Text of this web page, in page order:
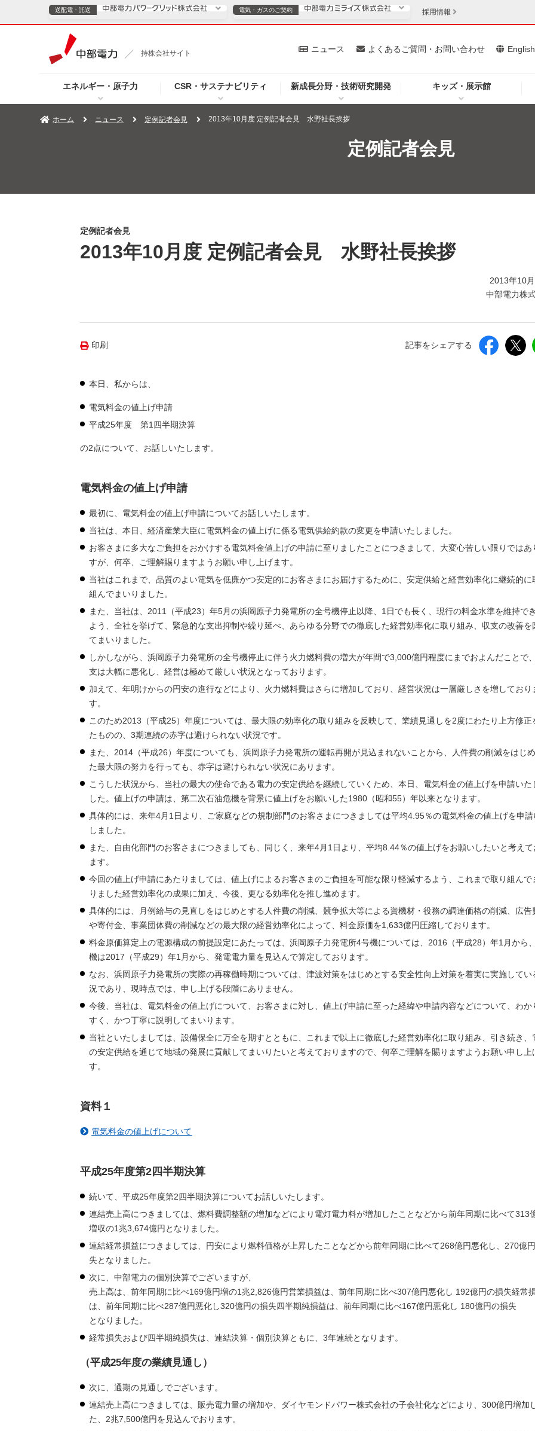
持株会社サイト
エネルギー・原子力 CSR・サステナビリティ 新成長分野・技術研究開発 キッズ・展示館
ニュース よくあるご質問・お問い合わせ English
送配電・託送
TOPページへ ご案内 安定供給
企業情報
電気・ガスのご契約
電気・ガスのご契約
TOPページへ 個人のお客さま 法人のお客さま
採用情報
ホーム ニュース 定例記者会見 2013年10月度 定例記者会見 水野社長挨拶
定例記者会見
定例記者会見
2013年10月度 定例記者会見 水野社長挨拶
2013年10
中部電力株
印刷 記事をシェアする
本日、私からは、
電気料金の値上げ申請
平成25年度 第1四半期決算
の2点について、お話しいたします。
電気料金の値上げ申請
最初に、電気料金の値上げ申請についてお話しいたします。
当社は、本日、経済産業大臣に電気料金の値上げに係る電気供給約款の変更を申請いたしました。
お客さまに多大なご負担をおかけする電気料金値上げの申請に至りましたことにつきまして、大変心苦しい限りではあ
すが、何卒、ご理解賜りますようお願い申し上げます。
当社はこれまで、品質のよい電気を低廉かつ安定的にお客さまにお届けするために、安定供給と経営効率化に継続的に
組んでまいりました。
また、当社は、2011（平成23）年5月の浜岡原子力発電所の全号機停止以降、1日でも長く、現行の料金水準を維持で
よう、全社を挙げて、緊急的な支出抑制や繰り延べ、あらゆる分野での徹底した経営効率化に取り組み、収支の改善を
てまいりました。
しかしながら、浜岡原子力発電所の全号機停止に伴う火力燃料費の増大が年間で3,000億円程度にまでおよんだことで
支は大幅に悪化し、経営は極めて厳しい状況となっております。
加えて、年明けからの円安の進行などにより、火力燃料費はさらに増加しており、経営状況は一層厳しさを増しており
す。
このため2013（平成25）年度については、最大限の効率化の取り組みを反映して、業績見通しを2度にわたり上方修正
たものの、3期連続の赤字は避けられない状況です。
また、2014（平成26）年度についても、浜岡原子力発電所の運転再開が見込まれないことから、人件費の削減をはじ
た最大限の努力を行っても、赤字は避けられない状況にあります。
こうした状況から、当社の最大の使命である電力の安定供給を継続していくため、本日、電気料金の値上げを申請いた
した。値上げの申請は、第二次石油危機を背景に値上げをお願いした1980（昭和55）年以来となります。
具体的には、来年4月1日より、ご家庭などの規制部門のお客さまにつきましては平均4.95％の電気料金の値上げを申請
しました。
また、自由化部門のお客さまにつきましても、同じく、来年4月1日より、平均8.44％の値上げをお願いしたいと考えて
ます。
今回の値上げ申請にあたりましては、値上げによるお客さまのご負担を可能な限り軽減するよう、これまで取り組んで
りました経営効率化の成果に加え、今後、更なる効率化を推し進めます。
具体的には、月例給与の見直しをはじめとする人件費の削減、競争拡大等による資機材・役務の調達価格の削減、広告
や寄付金、事業団体費の削減などの最大限の経営効率化によって、料金原価を1,633億円圧縮しております。
料金原価算定上の電源構成の前提設定にあたっては、浜岡原子力発電所4号機については、2016（平成28）年1月から
機は2017（平成29）年1月から、発電電力量を見込んで算定しております。
なお、浜岡原子力発電所の実際の再稼働時期については、津波対策をはじめとする安全性向上対策を着実に実施してい
況であり、現時点では、申し上げる段階にありません。
今後、当社は、電気料金の値上げについて、お客さまに対し、値上げ申請に至った経緯や申請内容などについて、わか
すく、かつ丁寧に説明してまいります。
当社といたしましては、設備保全に万全を期すとともに、これまで以上に徹底した経営効率化に取り組み、引き続き、
の安定供給を通じて地域の発展に貢献してまいりたいと考えておりますので、何卒ご理解を賜りますようお願い申し上
す。
資料１
電気料金の値上げについて
平成25年度第2四半期決算
続いて、平成25年度第2四半期決算についてお話しいたします。
連結売上高につきましては、燃料費調整額の増加などにより電灯電力料が増加したことなどから前年同期に比べて313
増収の1兆3,674億円となりました。
連結経常損益につきましては、円安により燃料価格が上昇したことなどから前年同期に比べて268億円悪化し、270億
失となりました。
次に、中部電力の個別決算でございますが、
売上高は、前年同期に比べ169億円増の1兆2,826億円営業損益は、前年同期に比べ307億円悪化し 192億円の損失経常
は、前年同期に比べ287億円悪化し320億円の損失四半期純損益は、前年同期に比べ167億円悪化し 180億円の損失
となりました。
経常損失および四半期純損失は、連結決算・個別決算ともに、3年連続となります。
（平成25年度の業績見通し）
次に、通期の見通しでございます。
連結売上高につきましては、販売電力量の増加や、ダイヤモンドパワー株式会社の子会社化などにより、300億円増加
た、2兆7,500億円を見込んでおります。